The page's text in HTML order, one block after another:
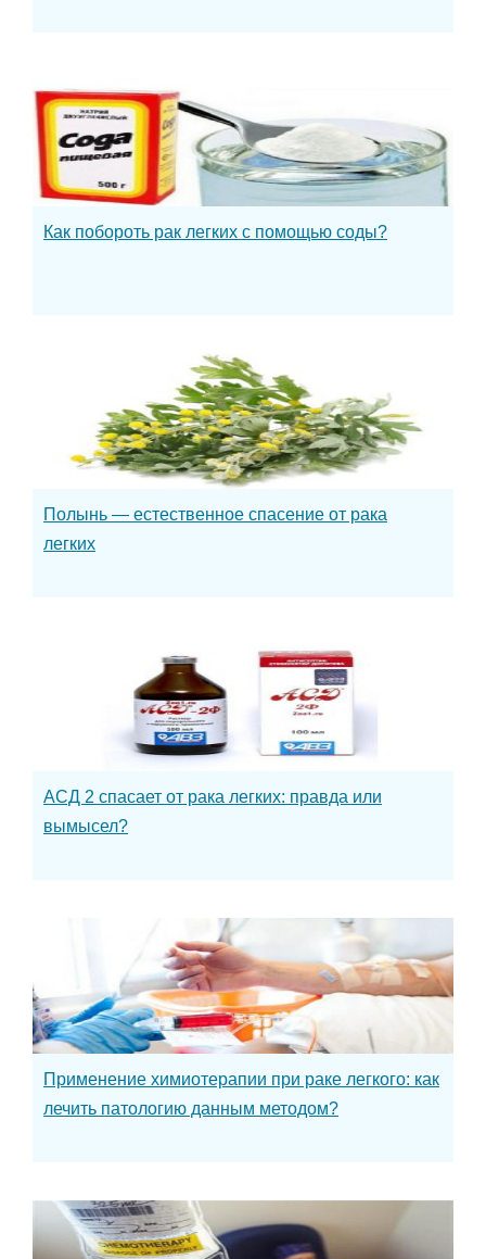
Как побороть рак легких с помощью соды?
Полынь — естественное спасение от рака
легких
АСД 2 спасает от рака легких: правда или
вымысел?
Применение химиотерапии при раке легкого: как
лечить патологию данным методом?